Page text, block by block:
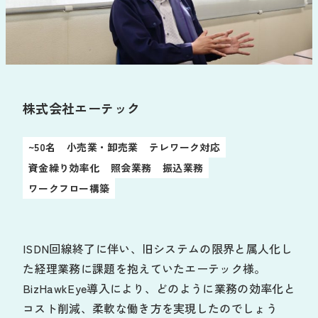
お役立ち資料
導入の流れ
動作環境
販売代理店募集
株式会社エーテック
~50名 小売業・卸売業
テレワーク対応
資金繰り効率化
照会業務
振込業務
ワークフロー構築
ISDN回線終了に伴い、旧システムの限界と属人化し
た経理業務に課題を抱えていたエーテック様。
BizHawkEye導入により、どのように業務の効率化と
コスト削減、柔軟な働き方を実現したのでしょう